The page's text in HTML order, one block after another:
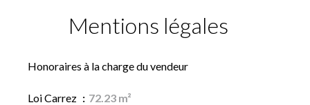
Mentions légales
Honoraires à la charge du vendeur
Loi Carrez 72.23 m²